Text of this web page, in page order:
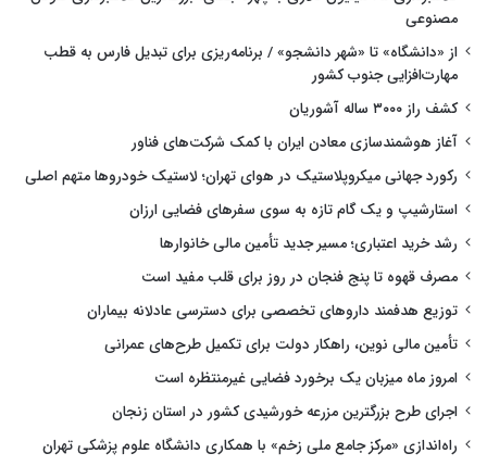
مصنوعی
از «دانشگاه» تا «شهر دانشجو» / برنامه‌ریزی برای تبدیل فارس به قطب
مهارت‌افزایی جنوب کشور
کشف راز ۳۰۰۰ ساله آشوریان
آغاز هوشمندسازی معادن ایران با کمک شرکت‌های فناور
رکورد جهانی میکروپلاستیک در هوای تهران؛ لاستیک خودروها متهم اصلی
استارشیپ و یک گام تازه به سوی سفرهای فضایی ارزان
رشد خرید اعتباری؛ مسیر جدید تأمین مالی خانوارها
مصرف قهوه تا پنج فنجان در روز برای قلب مفید است
توزیع هدفمند داروهای تخصصی برای دسترسی عادلانه بیماران
تأمین مالی نوین، راهکار دولت برای تکمیل طرح‌های عمرانی
امروز ماه میزبان یک برخورد فضایی غیرمنتظره است
اجرای طرح بزرگترین مزرعه خورشیدی کشور در استان زنجان
راه‌اندازی «مرکز جامع ملی زخم» با همکاری دانشگاه علوم پزشکی تهران